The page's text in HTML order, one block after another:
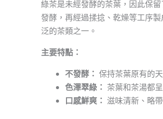
綠茶是未經發酵的茶葉，因此保
發酵，再經過揉捻、乾燥等工序
泛的茶類之一。
主要特點：
不發酵： 保持茶葉原有的
色澤翠綠： 茶葉和茶湯都
口感鮮爽： 滋味清新、略